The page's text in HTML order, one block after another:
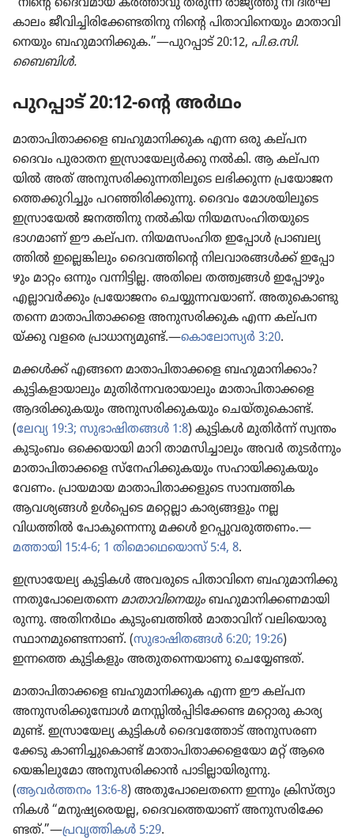
“നിന്റെ ദൈവ​മായ കർത്താവു തരുന്ന രാജ്യത്തു നീ ദീർഘ​
കാ​ലം ജീവി​ച്ചി​രി​ക്കേ​ണ്ട​തി​നു നിന്റെ പിതാ​വി​നെ​യും മാതാ​വി​
നെ​യും ബഹുമാ​നി​ക്കുക.”—പുറപ്പാട്‌ 20:12, പി.ഒ.സി.
ബൈബിൾ.
പുറപ്പാട്‌ 20:12-ന്റെ അർഥം
മാതാ​പി​താ​ക്കളെ ബഹുമാ​നി​ക്കുക എന്ന ഒരു കല്‌പന
ദൈവം പുരാതന ഇസ്രാ​യേ​ല്യർക്കു നൽകി. ആ കല്‌പ​ന​
യിൽ അത്‌ അനുസ​രി​ക്കു​ന്ന​തി​ലൂ​ടെ ലഭിക്കുന്ന പ്രയോ​ജ​ന​
ത്തെ​ക്കു​റി​ച്ചും പറഞ്ഞി​രി​ക്കു​ന്നു. ദൈവം മോശ​യി​ലൂ​ടെ
ഇസ്രാ​യേൽ ജനത്തിനു നൽകിയ നിയമ​സം​ഹി​ത​യു​ടെ
ഭാഗമാണ്‌ ഈ കല്‌പന. നിയമ​സം​ഹിത ഇപ്പോൾ പ്രാബ​ല്യ​
ത്തിൽ ഇല്ലെങ്കി​ലും ദൈവ​ത്തി​ന്റെ നിലവാ​ര​ങ്ങൾക്ക്‌ ഇപ്പോ​
ഴും മാറ്റം ഒന്നും വന്നിട്ടില്ല. അതിലെ തത്ത്വങ്ങൾ ഇപ്പോ​ഴും
എല്ലാവർക്കും പ്രയോ​ജനം ചെയ്യു​ന്ന​വ​യാണ്‌. അതു​കൊ​ണ്ടു​
തന്നെ മാതാ​പി​താ​ക്കളെ അനുസ​രി​ക്കുക എന്ന കല്‌പ​ന​
യ്‌ക്കു വളരെ പ്രാധാ​ന്യ​മുണ്ട്‌.—കൊ​ലോ​സ്യർ 3:20.
മക്കൾക്ക്‌ എങ്ങനെ മാതാ​പി​താ​ക്കളെ ബഹുമാ​നി​ക്കാം?
കുട്ടി​ക​ളാ​യാ​ലും മുതിർന്ന​വ​രാ​യാ​ലും മാതാ​പി​താ​ക്കളെ
ആദരി​ക്കു​ക​യും അനുസ​രി​ക്കു​ക​യും ചെയ്‌തു​കൊണ്ട്‌.
(ലേവ്യ 19:3; സുഭാ​ഷി​തങ്ങൾ 1:8) കുട്ടികൾ മുതിർന്ന്‌ സ്വന്തം
കുടും​ബം ഒക്കെയാ​യി മാറി താമസി​ച്ചാ​ലും അവർ തുടർന്നും
മാതാ​പി​താ​ക്കളെ സ്‌നേ​ഹി​ക്കു​ക​യും സഹായി​ക്കു​ക​യും
വേണം. പ്രായ​മായ മാതാ​പി​താ​ക്ക​ളു​ടെ സാമ്പത്തിക
ആവശ്യങ്ങൾ ഉൾപ്പെടെ മറ്റെല്ലാ കാര്യ​ങ്ങ​ളും നല്ല
വിധത്തിൽ പോകു​ന്നെന്നു മക്കൾ ഉറപ്പു​വ​രു​ത്തണം.—
മത്തായി 15:4-6; 1 തിമൊ​ഥെ​യൊസ്‌ 5:4, 8.
ഇസ്രാ​യേ​ല്യ കുട്ടികൾ അവരുടെ പിതാ​വി​നെ ബഹുമാ​നി​ക്കു​
ന്ന​തു​പോ​ലെ​തന്നെ മാതാ​വി​നെ​യും ബഹുമാ​നി​ക്ക​ണ​മാ​യി​
രു​ന്നു. അതിനർഥം കുടും​ബ​ത്തിൽ മാതാ​വിന്‌ വലി​യൊ​രു
സ്ഥാനമു​ണ്ടെ​ന്നാണ്‌. (സുഭാ​ഷി​തങ്ങൾ 6:20; 19:26)
ഇന്നത്തെ കുട്ടി​ക​ളും അതുത​ന്നെ​യാ​ണു ചെയ്യേ​ണ്ടത്‌.
മാതാ​പി​താ​ക്ക​ളെ ബഹുമാ​നി​ക്കുക എന്ന ഈ കല്‌പന
അനുസ​രി​ക്കു​മ്പോൾ മനസ്സിൽപ്പി​ടി​ക്കേണ്ട മറ്റൊരു കാര്യ​
മുണ്ട്‌. ഇസ്രാ​യേല്യ കുട്ടികൾ ദൈവ​ത്തോട്‌ അനുസ​ര​ണ​
ക്കേടു കാണി​ച്ചു​കൊണ്ട്‌ മാതാ​പി​താ​ക്ക​ളെ​യോ മറ്റ്‌ ആരെ​
യെ​ങ്കി​ലു​മോ അനുസ​രി​ക്കാൻ പാടി​ല്ലാ​യി​രു​ന്നു.
(ആവർത്തനം 13:6-8) അതു​പോ​ലെ​തന്നെ ഇന്നും ക്രിസ്‌ത്യാ​
നി​കൾ “മനുഷ്യ​രെയല്ല, ദൈവ​ത്തെ​യാണ്‌ അനുസ​രി​ക്കേ​
ണ്ടത്‌.”—പ്രവൃ​ത്തി​കൾ 5:29.